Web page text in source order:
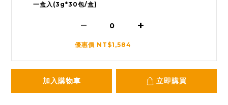
一盒入(3g*30包/盒)
優惠價 NT$1,584
加入購物車 立即購買